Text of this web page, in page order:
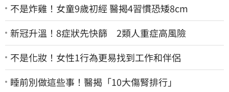
不是炸雞！女童9歲初經 醫揭4習慣恐矮8cm
新冠升溫！8症狀先快篩 2類人重症高風險
不是化妝！女性1行為更易找到工作和伴侶
睡前別做這些事！醫揭「10大傷腎排行」